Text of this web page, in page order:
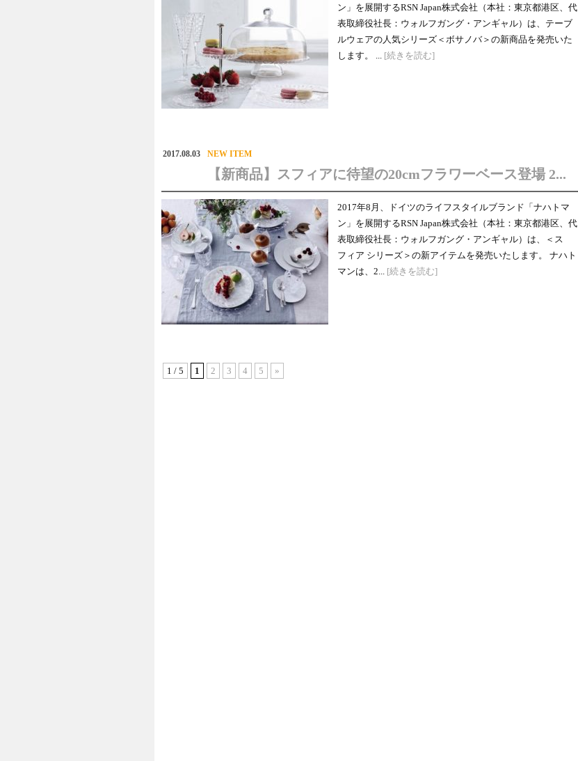
ン」を展開するRSN Japan株式会社（本社：東京都港区、代
表取締役社長：ウォルフガング・アンギャル）は、テーブ
ルウェアの人気シリーズ＜ボサノバ＞の新商品を発売いた
します。 ... [続きを読む]
2017.08.03 NEW ITEM
【新商品】スフィアに待望の20cmフラワーベース登場 2...
2017年8月、ドイツのライフスタイルブランド「ナハトマ
ン」を展開するRSN Japan株式会社（本社：東京都港区、代
表取締役社長：ウォルフガング・アンギャル）は、＜ス
フィア シリーズ＞の新アイテムを発売いたします。 ナハト
マンは、2... [続きを読む]
1 / 5 1 2 3 4 5 »